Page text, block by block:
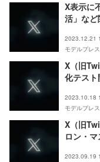
X表示に
活」な
2023.12.21
モデルプレス
X（旧
化テスト
2023.10.18
モデルプレス
X（旧
ロン・
2023.09.19